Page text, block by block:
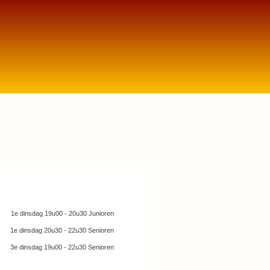
1e dinsdag 19u00 - 20u30 Junioren
1e dinsdag 20u30 - 22u30 Senioren
3e dinsdag 19u00 - 22u30 Senioren